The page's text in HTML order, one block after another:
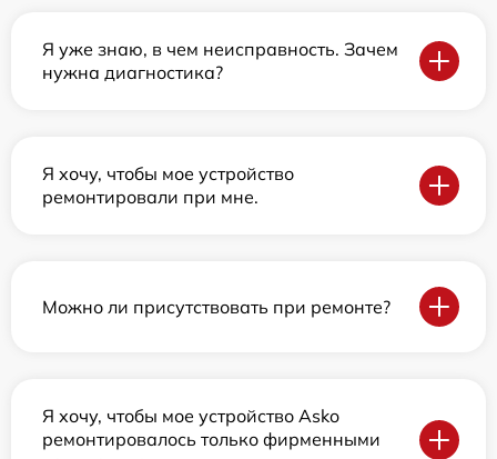
Я уже знаю, в чем неисправность. Зачем
нужна диагностика?
Я хочу, чтобы мое устройство
ремонтировали при мне.
Можно ли присутствовать при ремонте?
Я хочу, чтобы мое устройство Asko
ремонтировалось только фирменными